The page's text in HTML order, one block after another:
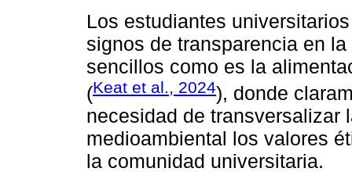
Los estudiantes
signos de transparencia en
sencillos como es la
(Keat et al., 2024), donde
necesidad de transversalizar
medioambiental los valores
la comunidad universitaria.